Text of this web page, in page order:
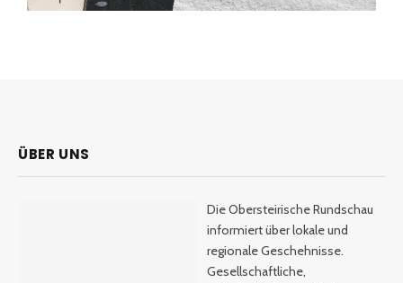
ÜBER UNS
Die Obersteirische Rundschau
informiert über lokale und
regionale Geschehnisse.
Gesellschaftliche,